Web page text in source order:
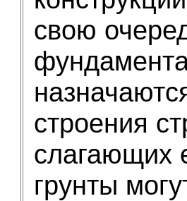
свою
строения
слагающих
грунты